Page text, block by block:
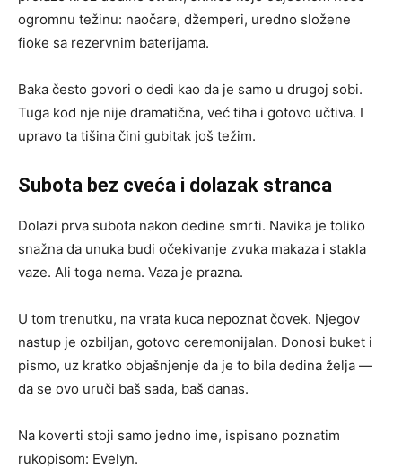
ogromnu težinu: naočare, džemperi, uredno složene
fioke sa rezervnim baterijama.
Baka često govori o dedi kao da je samo u drugoj sobi.
Tuga kod nje nije dramatična, već tiha i gotovo učtiva. I
upravo ta tišina čini gubitak još težim.
Subota bez cveća i dolazak stranca
Dolazi prva subota nakon dedine smrti. Navika je toliko
snažna da unuka budi očekivanje zvuka makaza i stakla
vaze. Ali toga nema. Vaza je prazna.
U tom trenutku, na vrata kuca nepoznat čovek. Njegov
nastup je ozbiljan, gotovo ceremonijalan. Donosi buket i
pismo, uz kratko objašnjenje da je to bila dedina želja —
da se ovo uruči baš sada, baš danas.
Na koverti stoji samo jedno ime, ispisano poznatim
rukopisom: Evelyn.